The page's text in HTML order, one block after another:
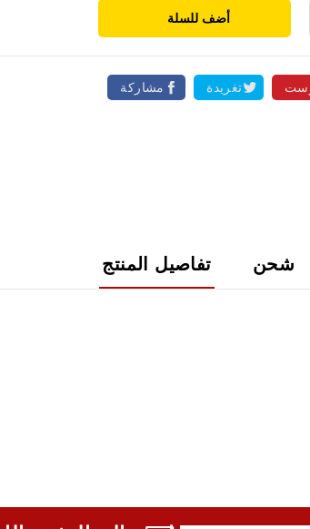
أضف للسلة
مشاركة تغريدة
تفاصيل المنتج شحن